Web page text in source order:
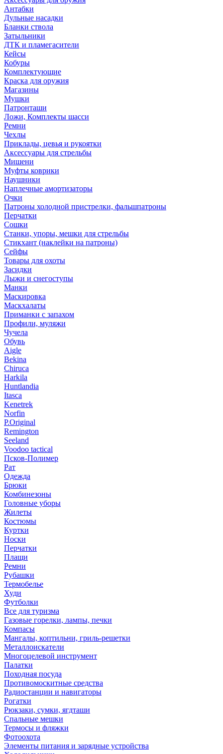
Антабки
Дульные насадки
Бланки ствола
Затыльники
ДТК и пламегасители
Кейсы
Кобуры
Комплектующие
Краска для оружия
Магазины
Мушки
Патронташи
Ложи, Комплекты шасси
Ремни
Чехлы
Приклады, цевья и рукоятки
Аксессуары для стрельбы
Мишени
Муфты коврики
Наушники
Наплечные амортизаторы
Очки
Патроны холодной пристрелки, фальшпатроны
Перчатки
Сошки
Станки, упоры, мешки для стрельбы
Стикхант (наклейки на патроны)
Сейфы
Товары для охоты
Засидки
Лыжи и снегоступы
Манки
Маскировка
Маскхалаты
Приманки с запахом
Профили, муляжи
Чучела
Обувь
Aigle
Bekina
Chiruсa
Harkila
Huntlandia
Itasca
Kenetrek
Norfin
P.Original
Remington
Seeland
Voodoo tactical
Псков-Полимер
Рат
Одежда
Брюки
Комбинезоны
Головные уборы
Жилеты
Костюмы
Куртки
Носки
Перчатки
Плащи
Ремни
Рубашки
Термобелье
Худи
Футболки
Все для туризма
Газовые горелки, лампы, печки
Компасы
Мангалы, коптильни, гриль-решетки
Металлоискатели
Многоцелевой инструмент
Палатки
Походная посуда
Противомоскитные средства
Радиостанции и навигаторы
Рогатки
Рюкзаки, сумки, ягдташи
Спальные мешки
Термосы и фляжки
Фотоохота
Элементы питания и зарядные устройства